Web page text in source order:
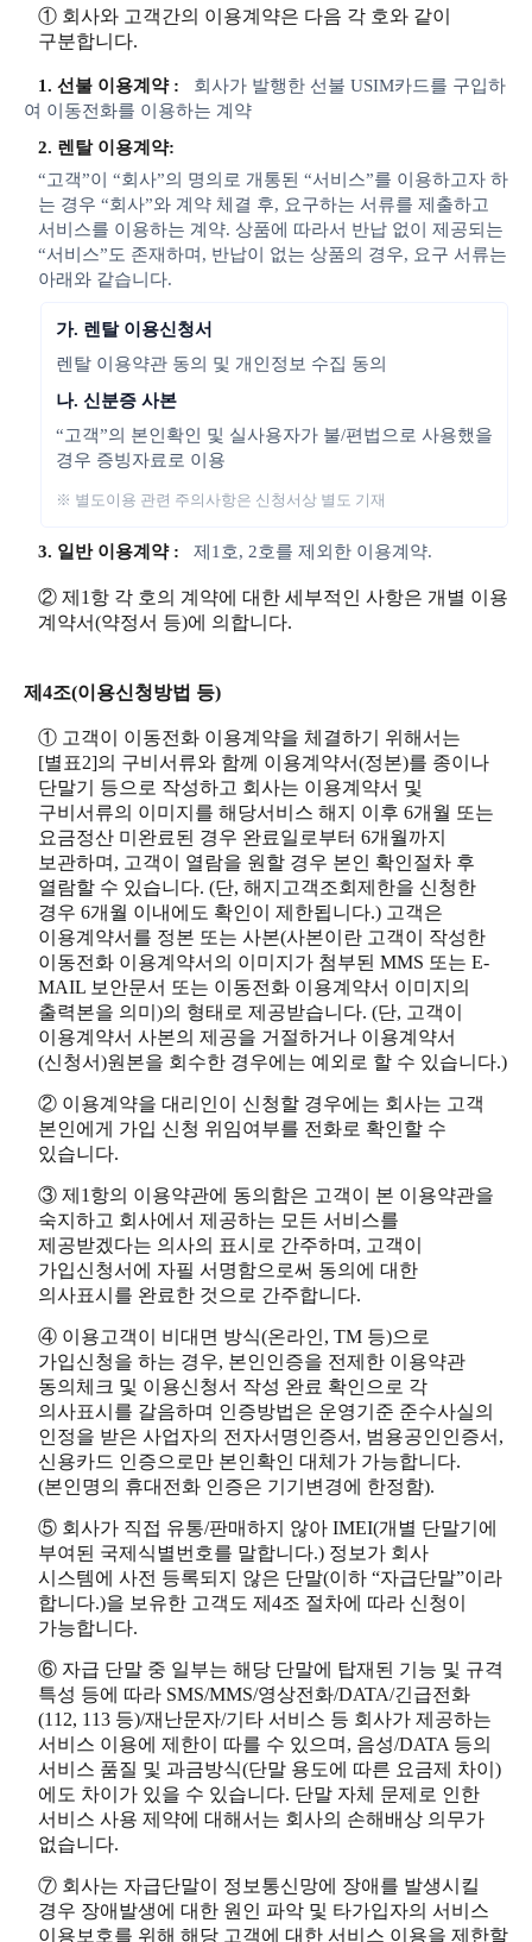
① 회사와 고객간의 이용계약은 다음 각 호와 같이
구분합니다.
1. 선불 이용계약 :
회사가 발행한 선불 USIM카드를 구입하
여 이동전화를 이용하는 계약
2. 렌탈 이용계약:
“고객”이 “회사”의 명의로 개통된 “서비스”를 이용하고자 하
는 경우 “회사”와 계약 체결 후, 요구하는 서류를 제출하고
서비스를 이용하는 계약. 상품에 따라서 반납 없이 제공되는
“서비스”도 존재하며, 반납이 없는 상품의 경우, 요구 서류는
아래와 같습니다.
가. 렌탈 이용신청서
렌탈 이용약관 동의 및 개인정보 수집 동의
나. 신분증 사본
“고객”의 본인확인 및 실사용자가 불/편법으로 사용했을
경우 증빙자료로 이용
※ 별도이용 관련 주의사항은 신청서상 별도 기재
3. 일반 이용계약 : 제1호, 2호를 제외한 이용계약.
② 제1항 각 호의 계약에 대한 세부적인 사항은 개별 이용
계약서(약정서 등)에 의합니다.
제4조(이용신청방법 등)
① 고객이 이동전화 이용계약을 체결하기 위해서는
[별표2]의 구비서류와 함께 이용계약서(정본)를 종이나
단말기 등으로 작성하고 회사는 이용계약서 및
구비서류의 이미지를 해당서비스 해지 이후 6개월 또는
요금정산 미완료된 경우 완료일로부터 6개월까지
보관하며, 고객이 열람을 원할 경우 본인 확인절차 후
열람할 수 있습니다. (단, 해지고객조회제한을 신청한
경우 6개월 이내에도 확인이 제한됩니다.) 고객은
이용계약서를 정본 또는 사본(사본이란 고객이 작성한
이동전화 이용계약서의 이미지가 첨부된 MMS 또는 E-
MAIL 보안문서 또는 이동전화 이용계약서 이미지의
출력본을 의미)의 형태로 제공받습니다. (단, 고객이
이용계약서 사본의 제공을 거절하거나 이용계약서
(신청서)원본을 회수한 경우에는 예외로 할 수 있습니다.)
② 이용계약을 대리인이 신청할 경우에는 회사는 고객
본인에게 가입 신청 위임여부를 전화로 확인할 수
있습니다.
③ 제1항의 이용약관에 동의함은 고객이 본 이용약관을
숙지하고 회사에서 제공하는 모든 서비스를
제공받겠다는 의사의 표시로 간주하며, 고객이
가입신청서에 자필 서명함으로써 동의에 대한
의사표시를 완료한 것으로 간주합니다.
④ 이용고객이 비대면 방식(온라인, TM 등)으로
가입신청을 하는 경우, 본인인증을 전제한 이용약관
동의체크 및 이용신청서 작성 완료 확인으로 각
의사표시를 갈음하며 인증방법은 운영기준 준수사실의
인정을 받은 사업자의 전자서명인증서, 범용공인인증서,
신용카드 인증으로만 본인확인 대체가 가능합니다.
(본인명의 휴대전화 인증은 기기변경에 한정함).
⑤ 회사가 직접 유통/판매하지 않아 IMEI(개별 단말기에
부여된 국제식별번호를 말합니다.) 정보가 회사
시스템에 사전 등록되지 않은 단말(이하 “자급단말”이라
합니다.)을 보유한 고객도 제4조 절차에 따라 신청이
가능합니다.
⑥ 자급 단말 중 일부는 해당 단말에 탑재된 기능 및 규격
특성 등에 따라 SMS/MMS/영상전화/DATA/긴급전화
(112, 113 등)/재난문자/기타 서비스 등 회사가 제공하는
서비스 이용에 제한이 따를 수 있으며, 음성/DATA 등의
서비스 품질 및 과금방식(단말 용도에 따른 요금제 차이)
에도 차이가 있을 수 있습니다. 단말 자체 문제로 인한
서비스 사용 제약에 대해서는 회사의 손해배상 의무가
없습니다.
⑦ 회사는 자급단말이 정보통신망에 장애를 발생시킬
경우 장애발생에 대한 원인 파악 및 타가입자의 서비스
이용보호를 위해 해당 고객에 대한 서비스 이용을 제한할